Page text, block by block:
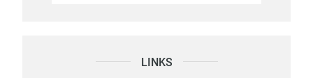
LINKS